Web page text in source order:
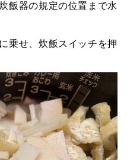
飯器の規定の位置まで水
乗せ、炊飯スイッチを押